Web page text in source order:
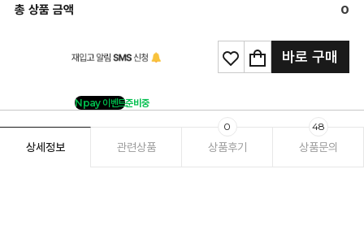
총 상품 금액 0
바로 구매
Npay 이벤트준비중
상세정보 관련상품 상품후기
0
상품문의
48